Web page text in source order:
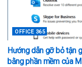
OFFICE 365
Hướng dẫn gỡ bỏ tận
bằng phần mềm của